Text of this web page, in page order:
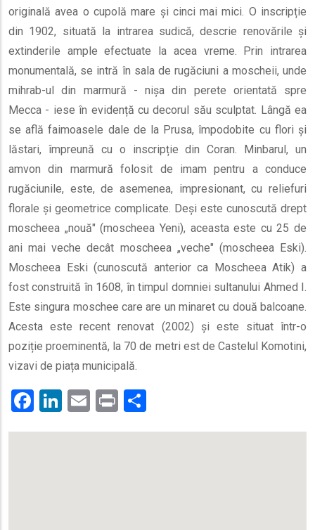
originală avea o cupolă mare și cinci mai mici. O inscripție
din 1902, situată la intrarea sudică, descrie renovările și
extinderile ample efectuate la acea vreme. Prin intrarea
monumentală, se intră în sala de rugăciuni a moscheii, unde
mihrab-ul din marmură - nișa din perete orientată spre
Mecca - iese în evidență cu decorul său sculptat. Lângă ea
se află faimoasele dale de la Prusa, împodobite cu flori și
lăstari, împreună cu o inscripție din Coran. Minbarul, un
amvon din marmură folosit de imam pentru a conduce
rugăciunile, este, de asemenea, impresionant, cu reliefuri
florale și geometrice complicate. Deși este cunoscută drept
moscheea „nouă" (moscheea Yeni), aceasta este cu 25 de
ani mai veche decât moscheea „veche" (moscheea Eski).
Moscheea Eski (cunoscută anterior ca Moscheea Atik) a
fost construită în 1608, în timpul domniei sultanului Ahmed I.
Este singura moschee care are un minaret cu două balcoane.
Acesta este recent renovat (2002) și este situat într-o
poziție proeminentă, la 70 de metri est de Castelul Komotini,
vizavi de piața municipală.
Facebook
LinkedIn
Email
Print